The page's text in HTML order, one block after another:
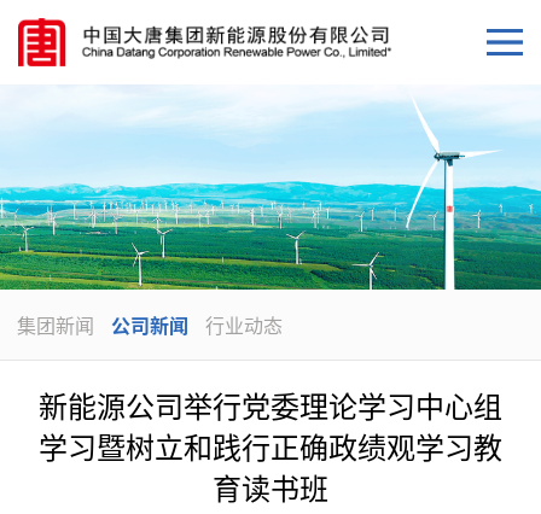
集团新闻 公司新闻 行业动态
新能源公司举行党委理论学习中心组
学习暨树立和践行正确政绩观学习教
育读书班